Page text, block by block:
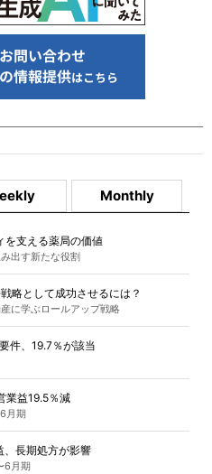
Monthly
支える薬局の価値
出す新たな役割
略として成功させるには？
に学ぶロールアップ戦略
件、19.7％が該当
業益19.5％減
月期
長期処方が影響
6月期